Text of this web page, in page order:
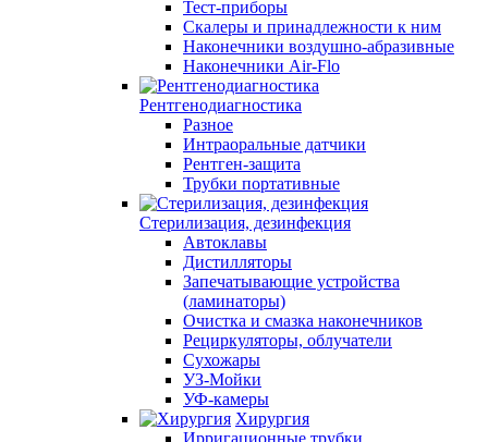
Тест-приборы
Скалеры и принадлежности к ним
Наконечники воздушно-абразивные
Наконечники Air-Flo
Рентгенодиагностика
Разное
Интраоральные датчики
Рентген-защита
Трубки портативные
Стерилизация, дезинфекция
Автоклавы
Дистилляторы
Запечатывающие устройства
(ламинаторы)
Очистка и смазка наконечников
Рециркуляторы, облучатели
Сухожары
УЗ-Мойки
УФ-камеры
Хирургия
Ирригационные трубки